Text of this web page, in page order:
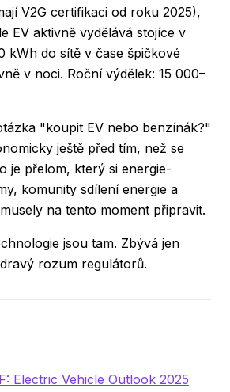
V2G certifikaci od roku 2025),
EV aktivně vydělává stojíce v
kWh do sítě v čase špičkové
v noci. Roční výdělek: 15 000–
"koupit EV nebo benzínák?"
ještě před tím, než se
je přelom, který si energie-
komunity sdílení energie a
na tento moment připravit.
jsou tam. Zbývá jen
rozum regulátorů.
Electric Vehicle Outlook 2025